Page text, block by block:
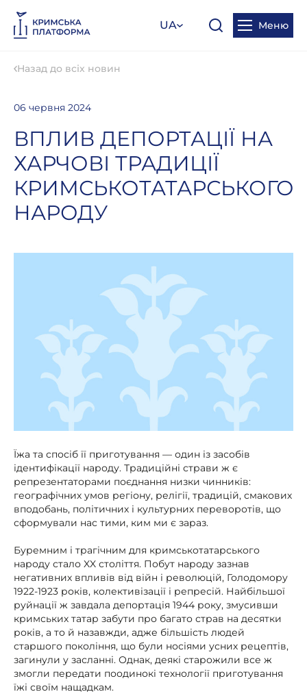
UA Меню
Назад до всіх новин
06 червня 2024
ВПЛИВ ДЕПОРТАЦІЇ НА
ХАРЧОВІ ТРАДИЦІЇ
КРИМСЬКОТАТАРСЬКОГО
НАРОДУ
Їжа та спосіб її приготування — один із засобів
ідентифікації народу. Традиційні страви ж є
репрезентаторами поєднання низки чинників:
географічних умов регіону, релігії, традицій, смакових
вподобань, політичних і культурних переворотів, що
сформували нас тими, ким ми є зараз.
Буремним і трагічним для кримськотатарського
народу стало XX століття. Побут народу зазнав
негативних впливів від війн і революцій, Голодомору
1922-1923 років, колективізації і репресій. Найбільшої
руйнації ж завдала депортація 1944 року, змусивши
кримських татар забути про багато страв на десятки
років, а то й назавжди, адже більшість людей
старшого покоління, що були носіями усних рецептів,
загинули у засланні. Однак, деякі старожили все ж
змогли передати поодинокі технології приготування
їжі своїм нащадкам.